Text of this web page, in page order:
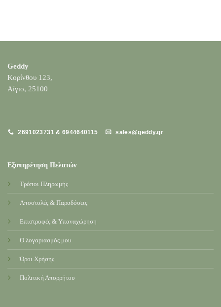
Geddy
Κορίνθου 123,
Αίγιο, 25100
2691023731 & 6944640115 sales@geddy.gr
Εξυπηρέτηση Πελατών
Τρόποι Πληρωμής
Αποστολές & Παραδόσεις
Επιστροφές & Υπαναχώρηση
Ο λογαριασμός μου
Όροι Χρήσης
Πολιτική Απορρήτου